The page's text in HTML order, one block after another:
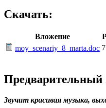
Скачать:
Вложение
moy_scenariy_8_marta.doc
Предварительный
Звучит красивая музыка,